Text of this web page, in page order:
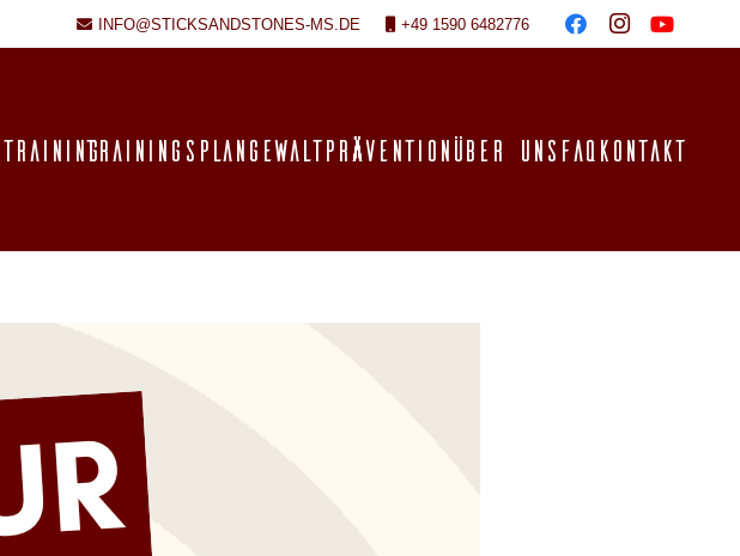
INFO@STICKSANDSTONES-MS.DE +49 1590 6482776
TRAININGTRAININGSPLANGEWALTPRÄVENTIONÜBER UNS FAQ KONTAKT